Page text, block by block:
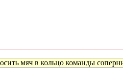
мяч в кольцо команды